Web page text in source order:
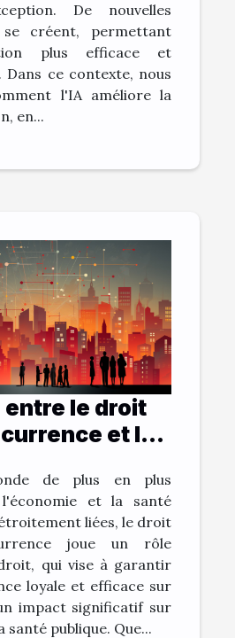
De nouvelles
se créent, permettant
plus efficace et
Dans ce contexte, nous
l'IA améliore la
en...
entre le droit
et la
de plus en plus
l'économie et la santé
liées, le droit
joue un rôle
qui vise à garantir
loyale et efficace sur
impact significatif sur
santé publique. Que...